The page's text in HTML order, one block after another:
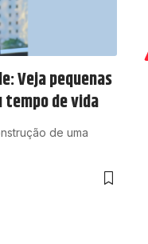
Veja pequenas
tempo de vida
de uma